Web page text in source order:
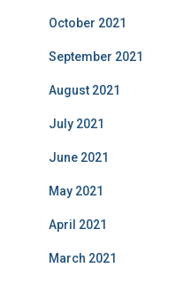
October 2021
September 2021
August 2021
July 2021
June 2021
May 2021
April 2021
March 2021